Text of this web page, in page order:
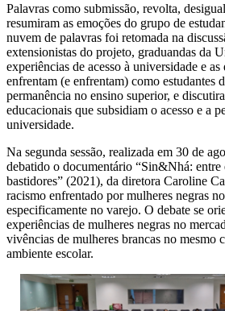
Palavras como submissão, revolta,
resumiram as emoções do grupo de
nuvem de palavras foi retomada na
extensionistas do projeto, graduandas da
experiências de acesso à universidade e
enfrentam (e enfrentam) como estudantes
permanência no ensino superior, e
educacionais que subsidiam o acesso e a
universidade.
Na segunda sessão, realizada em 30 de
debatido o documentário “Sin&Nhá: entre
bastidores” (2021), da diretora Caroline
racismo enfrentado por mulheres negras
especificamente no varejo. O debate se
experiências de mulheres negras no
vivências de mulheres brancas no mesmo
ambiente escolar.